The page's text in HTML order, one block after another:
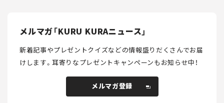
メルマガ「KURU KURAニュース」
新着記事やプレゼントクイズなどの情報盛りだくさんでお届
けします。耳寄りなプレゼントキャンペーンもお知らせ中！
メルマガ登録